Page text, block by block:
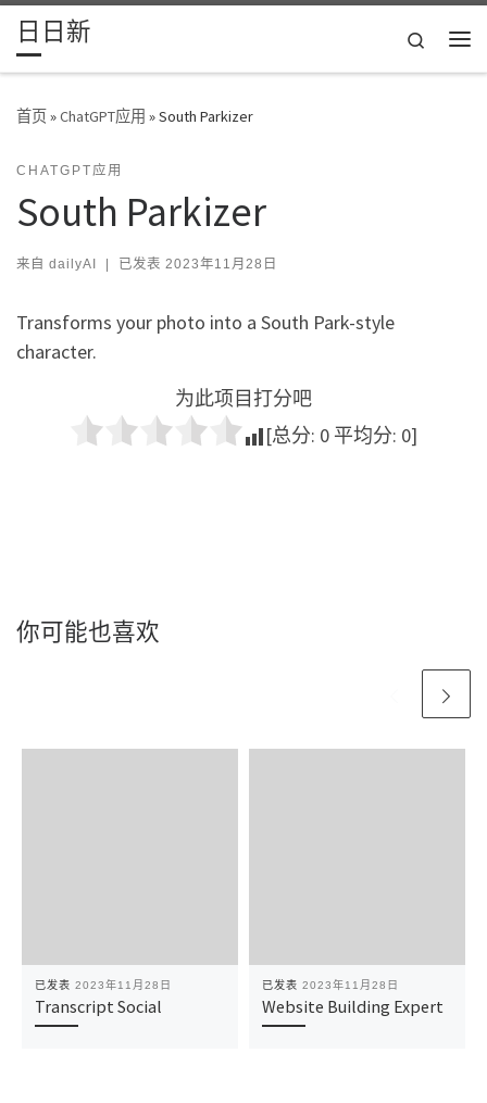
Skip to content
日日新
Search
首页»ChatGPT应用 »South Parkizer
CHATGPT应用
South Parkizer
来自 dailyAI | 已发表 2023年11月28日
Transforms your photo into a South Park-style
character.
为此项目打分吧
[总分: 0 平均分: 0]
你可能也喜欢
已发表 2023年11月28日
Transcript Social
已发表 2023年11月28日
Website Building Expert